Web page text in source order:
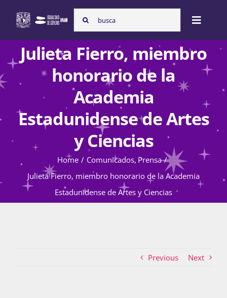
content
Search
for:
Toggle
Inicio
Nosotras
Programas
Atención de la violencia de género
Julieta Fierro, miembro
honorario de la
Academia
Estadunidense de Artes
y Ciencias
Home Comunicados Prensa
Julieta Fierro, miembro honorario de la Academia
Estadunidense de Artes y Ciencias
Previous Next